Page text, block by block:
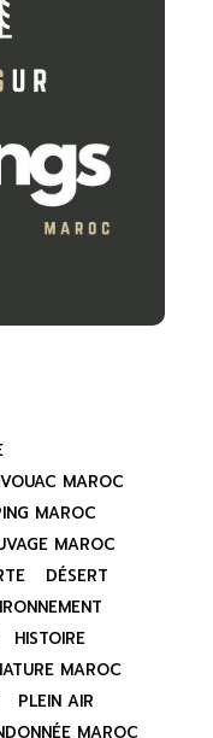
MAROC
MAROC
MAROC
DÉSERT
HISTOIRE
MAROC
PLEIN AIR
MAROC